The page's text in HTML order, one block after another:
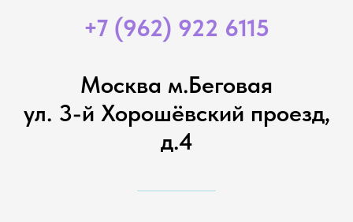
+7 (962) 922 6115
Москва м.Беговая
ул. 3-й Хорошёвский проезд,
д.4